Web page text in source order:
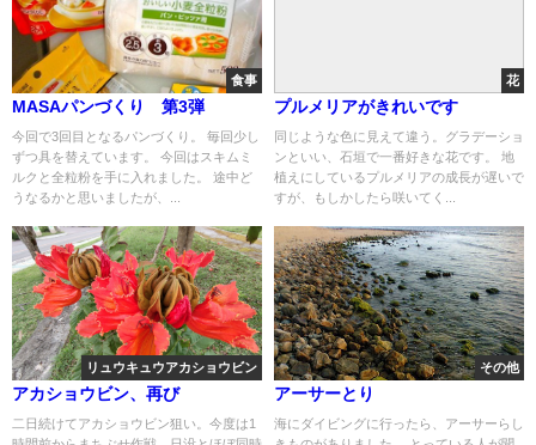
食事
MASAパンづくり 第3弾
今回で3回目となるパンづくり。 毎回少し
ずつ具を替えています。 今回はスキムミ
ルクと全粒粉を手に入れました。 途中ど
うなるかと思いましたが、...
花
プルメリアがきれいです
同じような色に見えて違う。グラデーショ
ンといい、石垣で一番好きな花です。 地
植えにしているプルメリアの成長が遅いで
すが、もしかしたら咲いてく...
リュウキュウアカショウビン
アカショウビン、再び
二日続けてアカショウビン狙い。今度は1
その他
アーサーとり
海にダイビングに行ったら、アーサーらし